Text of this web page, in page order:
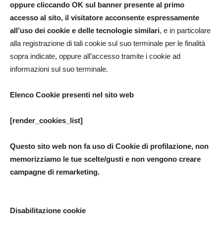
oppure cliccando OK sul banner presente al primo
accesso al sito, il visitatore acconsente espressamente
all’uso dei cookie e delle tecnologie similari, e in particolare
alla registrazione di tali cookie sul suo terminale per le finalità
sopra indicate, oppure all’accesso tramite i cookie ad
informazioni sul suo terminale.
Elenco Cookie presenti nel sito web
[render_cookies_list]
Questo sito web non fa uso di Cookie di profilazione, non
memorizziamo le tue scelte/gusti e non vengono creare
campagne di remarketing.
Disabilitazione cookie